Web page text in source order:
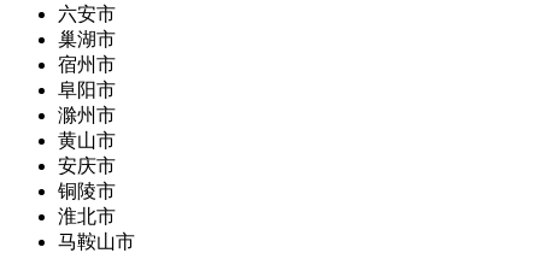
六安市
巢湖市
宿州市
阜阳市
滁州市
黄山市
安庆市
铜陵市
淮北市
马鞍山市